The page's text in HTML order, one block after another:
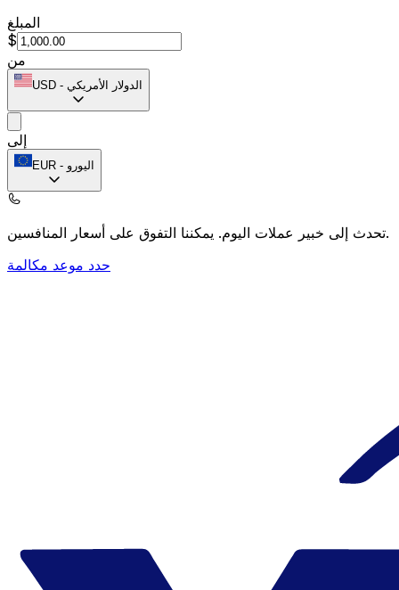
المبلغ
$
من
USD - الدولار الأمريكي
إلى
EUR - اليورو
تحدث إلى خبير عملات اليوم.يمكننا التفوق على أسعار المنافسين.
حدد موعد مكالمة